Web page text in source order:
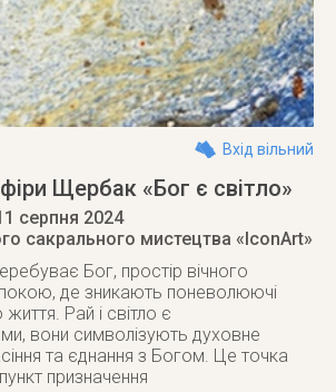
Вхід вільний
Щербак «Бог є світло»
серпня 2024
сакрального мистецтва «IconArt»
Бог, простір вічного
де зникають поневолюючі
Рай і світло є
вони символізують духовне
та єднання з Богом. Це точка
пункт призначення